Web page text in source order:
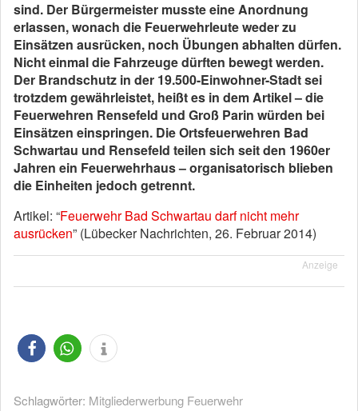
sind. Der Bürgermeister musste eine Anordnung
erlassen, wonach die Feuerwehrleute weder zu
Einsätzen ausrücken, noch Übungen abhalten dürfen.
Nicht einmal die Fahrzeuge dürften bewegt werden.
Der Brandschutz in der 19.500-Einwohner-Stadt sei
trotzdem gewährleistet, heißt es in dem Artikel – die
Feuerwehren Rensefeld und Groß Parin würden bei
Einsätzen einspringen. Die Ortsfeuerwehren Bad
Schwartau und Rensefeld teilen sich seit den 1960er
Jahren ein Feuerwehrhaus – organisatorisch blieben
die Einheiten jedoch getrennt.
Artikel: “Feuerwehr Bad Schwartau darf nicht mehr
ausrücken” (Lübecker Nachrichten, 26. Februar 2014)
Anzeige
Schlagwörter: Mitgliederwerbung Feuerwehr